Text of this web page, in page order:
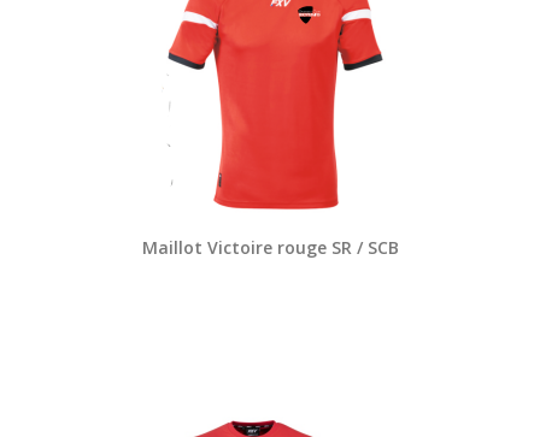
Maillot Victoire rouge SR / SCB